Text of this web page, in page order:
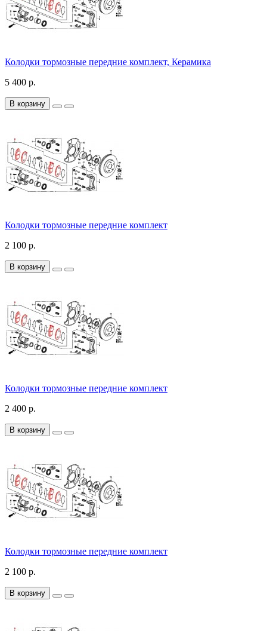
Колодки тормозные передние комплект, Керамика
5 400 р.
В корзину
Колодки тормозные передние комплект
2 100 р.
В корзину
Колодки тормозные передние комплект
2 400 р.
В корзину
Колодки тормозные передние комплект
2 100 р.
В корзину